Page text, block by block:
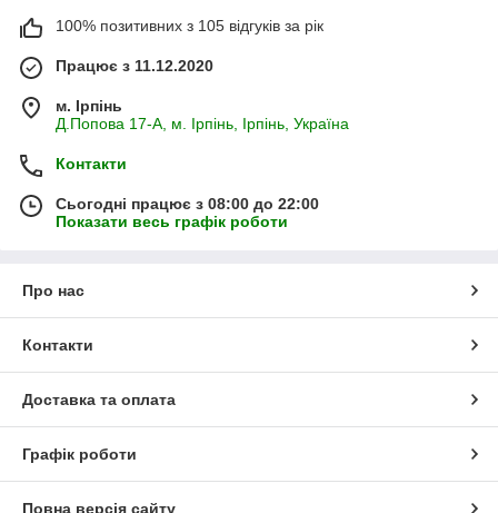
100% позитивних з 105 відгуків за рік
Працює з 11.12.2020
м. Ірпінь
Д.Попова 17-А, м. Ірпінь, Ірпінь, Україна
Контакти
Сьогодні працює з 08:00 до 22:00
Показати весь графік роботи
Про нас
Контакти
Доставка та оплата
Графік роботи
Повна версія сайту